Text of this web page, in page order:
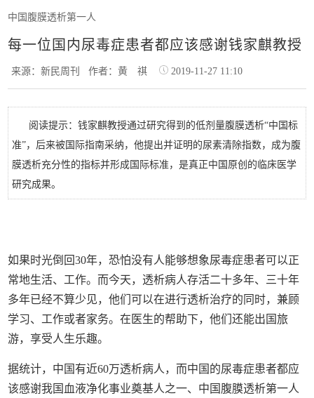
中国腹膜透析第一人
每一位国内尿毒症患者都应该感谢钱家麒教授
来源：新民周刊作者：黄 祺 2019-11-27 11:10
阅读提示：钱家麒教授通过研究得到的低剂量腹膜透析“中国标
准”，后来被国际指南采纳，他提出并证明的尿素清除指数，成为腹
膜透析充分性的指标并形成国际标准，是真正中国原创的临床医学
研究成果。
如果时光倒回30年，恐怕没有人能够想象尿毒症患者可以正
常地生活、工作。而今天，透析病人存活二十多年、三十年
多年已经不算少见，他们可以在进行透析治疗的同时，兼顾
学习、工作或者家务。在医生的帮助下，他们还能出国旅
游，享受人生乐趣。
据统计，中国有近60万透析病人，而中国的尿毒症患者都应
该感谢我国血液净化事业奠基人之一、中国腹膜透析第一人